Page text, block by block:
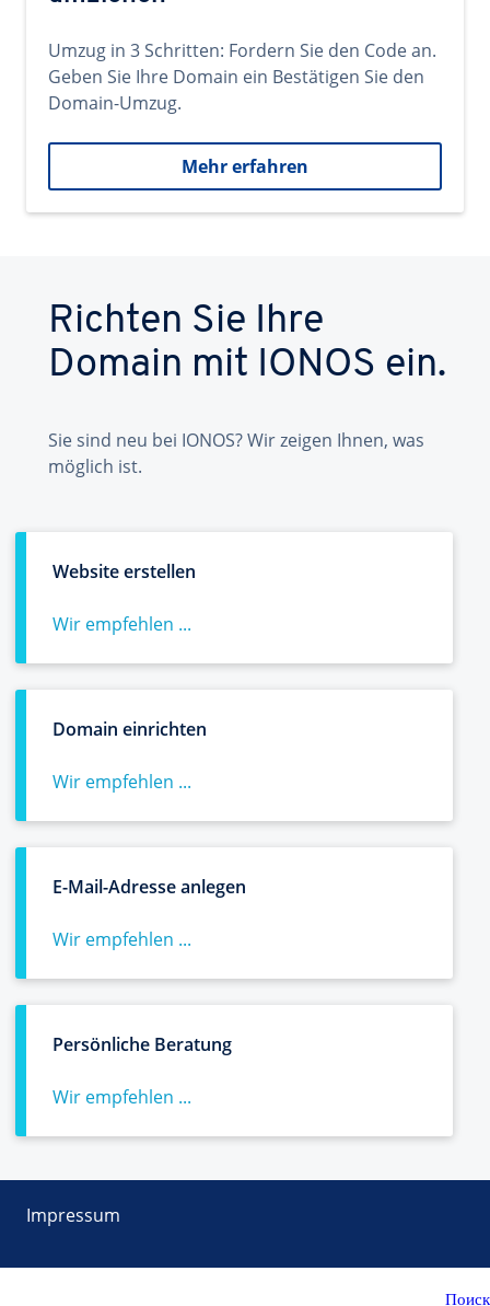
Umzug in 3 Schritten: Fordern Sie den Code an.
Geben Sie Ihre Domain ein Bestätigen Sie den
Domain-Umzug.
Mehr erfahren
Richten Sie Ihre
Domain mit IONOS ein.
Sie sind neu bei IONOS? Wir zeigen Ihnen, was
möglich ist.
Website erstellen
Wir empfehlen ...
Domain einrichten
Wir empfehlen ...
E-Mail-Adresse anlegen
Wir empfehlen ...
Persönliche Beratung
Wir empfehlen ...
Impressum
Поиск